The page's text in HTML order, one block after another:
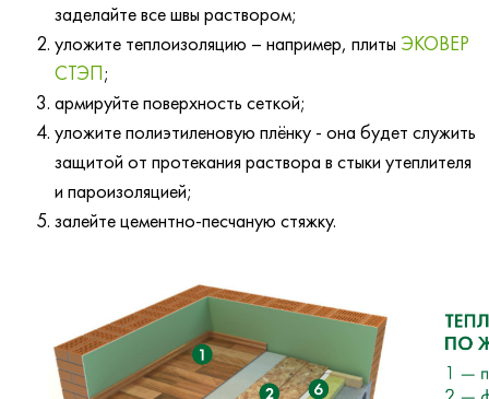
заделайте все швы раствором;
уложите теплоизоляцию – например, плиты ЭКОВЕР
СТЭП;
армируйте поверхность сеткой;
уложите полиэтиленовую плёнку - она будет служить
защитой от протекания раствора в стыки утеплителя
и пароизоляцией;
залейте цементно-песчаную стяжку.